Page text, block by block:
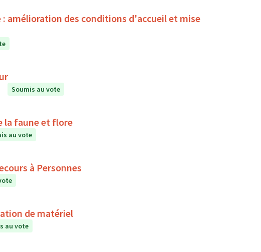
amélioration des conditions d'accueil et mise
Soumis au vote
la faune et flore
au vote
à Personnes
de matériel
au vote